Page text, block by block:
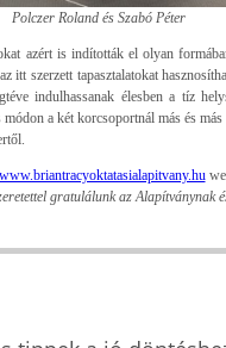
Polczer Roland és Szabó Péter
azért is indították el olyan
itt szerzett tapasztalatokat
indulhassanak élesben a tíz
a két korcsoportnál más és
www.briantracyoktatasialapitvany.hu
gratulálunk az Alapítványnak